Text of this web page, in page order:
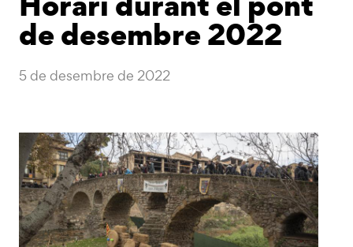
de desembre 2022
5 de desembre de 2022